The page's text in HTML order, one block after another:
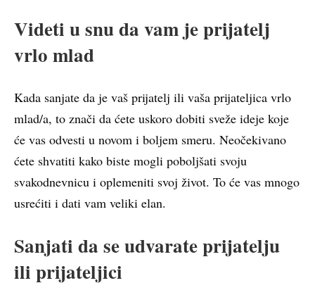
Videti u snu da vam je prijatelj
vrlo mlad
Kada sanjate da je vaš prijatelj ili vaša prijateljica vrlo
mlad/a, to znači da ćete uskoro dobiti sveže ideje koje
će vas odvesti u novom i boljem smeru. Neočekivano
ćete shvatiti kako biste mogli poboljšati svoju
svakodnevnicu i oplemeniti svoj život. To će vas mnogo
usrećiti i dati vam veliki elan.
Sanjati da se udvarate prijatelju
ili prijateljici